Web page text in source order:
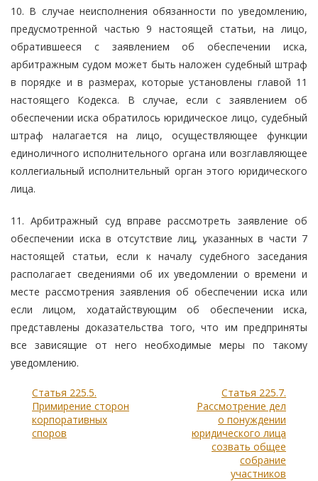
10. В случае неисполнения обязанности по уведомлению,
предусмотренной частью 9 настоящей статьи, на лицо,
обратившееся с заявлением об обеспечении иска,
арбитражным судом может быть наложен судебный штраф
в порядке и в размерах, которые установлены главой 11
настоящего Кодекса. В случае, если с заявлением об
обеспечении иска обратилось юридическое лицо, судебный
штраф налагается на лицо, осуществляющее функции
единоличного исполнительного органа или возглавляющее
коллегиальный исполнительный орган этого юридического
лица.
11. Арбитражный суд вправе рассмотреть заявление об
обеспечении иска в отсутствие лиц, указанных в части 7
настоящей статьи, если к началу судебного заседания
располагает сведениями об их уведомлении о времени и
месте рассмотрения заявления об обеспечении иска или
если лицом, ходатайствующим об обеспечении иска,
представлены доказательства того, что им предприняты
все зависящие от него необходимые меры по такому
уведомлению.
Статья 225.5.
Примирение сторон
корпоративных
споров
Статья 225.7.
Рассмотрение дел
о понуждении
юридического лица
созвать общее
собрание
участников